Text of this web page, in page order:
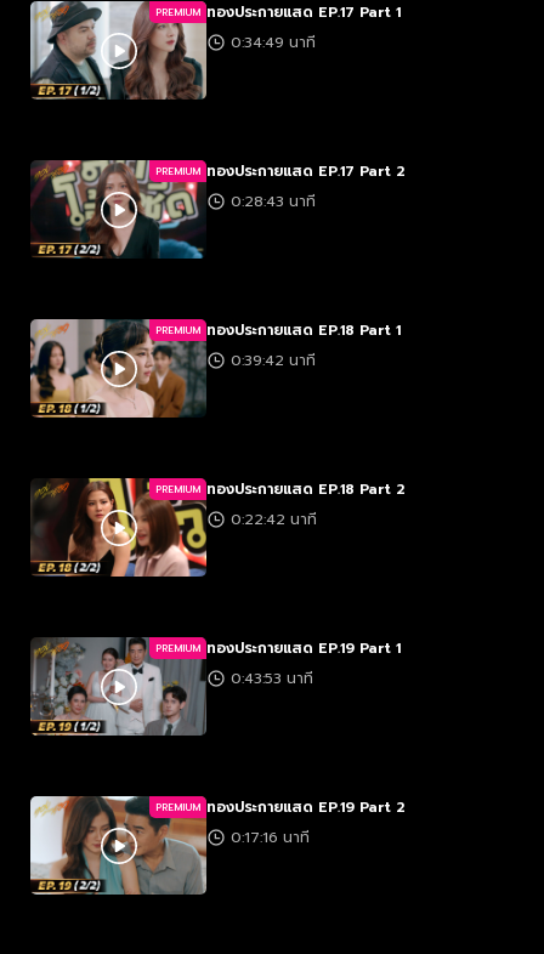
PREMIUM ทองประกายแสด EP.17 Part 1
0:34:49 นาที
PREMIUM ทองประกายแสด EP.17 Part 2
0:28:43 นาที
PREMIUM ทองประกายแสด EP.18 Part 1
0:39:42 นาที
PREMIUM ทองประกายแสด EP.18 Part 2
0:22:42 นาที
PREMIUM ทองประกายแสด EP.19 Part 1
0:43:53 นาที
PREMIUM ทองประกายแสด EP.19 Part 2
0:17:16 นาที